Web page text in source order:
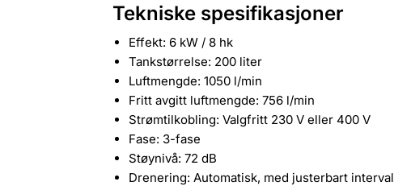
Tekniske spesifikasjoner
Effekt: 6 kW / 8 hk
Tankstørrelse: 200 liter
Luftmengde: 1050 l/min
Fritt avgitt luftmengde: 756 l/min
Strømtilkobling: Valgfritt 230 V eller 400 V
Fase: 3-fase
Støynivå: 72 dB
Drenering: Automatisk, med justerbart